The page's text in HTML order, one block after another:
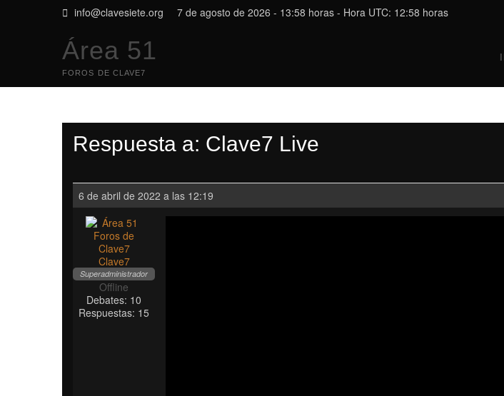
gro.eteisevalc@ofni 7 de agosto de 2026 - 13:58 horas - Hora UTC: 12:58 horas
Área 51
FOROS DE CLAVE7
Respuesta a: Clave7 Live
6 de abril de 2022 a las 12:19
Clave7
Superadministrador
Offline
Debates: 10
Respuestas: 15